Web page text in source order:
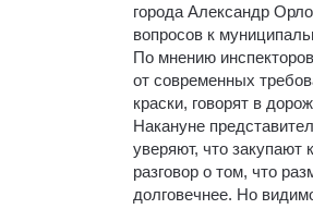
города Александр
вопросов к
По мнению
от современных
краски, говорят в
Накануне
уверяют, что закупают
разговор о том, что
долговечнее. Но